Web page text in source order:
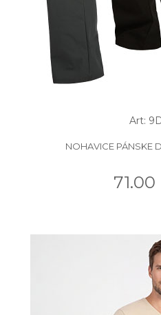
Art:
NOHAVICE PÁNSKE
71.00